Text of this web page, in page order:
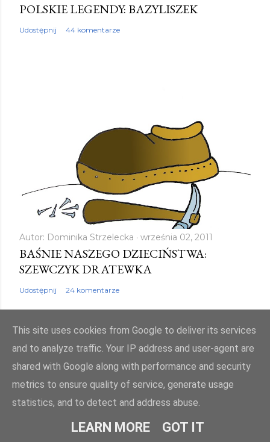
POLSKIE LEGENDY: BAZYLISZEK
Udostępnij 44 komentarze
Autor: Dominika Strzelecka września 02, 2011
BAŚNIE NASZEGO DZIECIŃSTWA:
SZEWCZYK DRATEWKA
Udostępnij 24 komentarze
Obsługiwane przez usługę Blogger
Autor obrazów motywu:Mae Burke
© bajkowyzakatek.eu 2010 - 2024. Wszelkie prawa zastrzeżone
This site uses cookies from Google to deliver its services
and to analyze traffic. Your IP address and user-agent are
shared with Google along with performance and security
metrics to ensure quality of service, generate usage
statistics, and to detect and address abuse.
LEARN MORE GOT IT